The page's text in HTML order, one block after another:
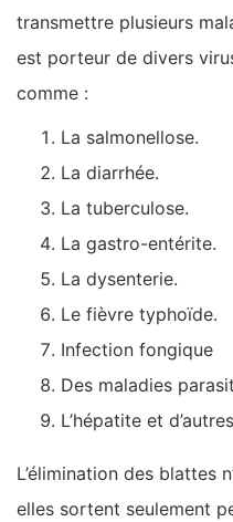
transmettre plusieurs
est porteur de divers
comme :
La salmonellose.
La diarrhée.
La tuberculose.
La gastro-entérite.
La dysenterie.
Le fièvre typhoïde.
Infection fongique
Des maladies
L’hépatite et
L’élimination des blattes
elles sortent seulement